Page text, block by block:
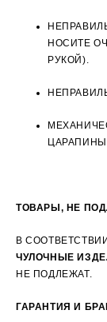
НОСИТЕ
РУКОЙ).
ТОВАРЫ, НЕ
В
ЧУЛОЧНЫЕ
НЕ ПОДЛЕЖАТ.
ГАРАНТИЯ И